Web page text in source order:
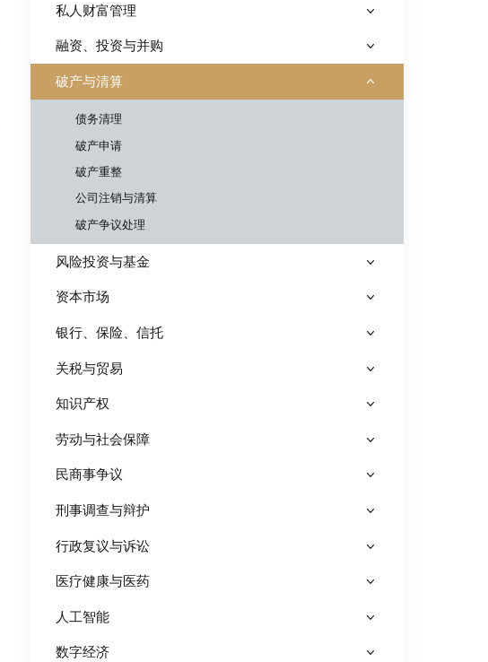
私人财富管理
融资、投资与并购
破产与清算
债务清理
破产申请
破产重整
公司注销与清算
破产争议处理
风险投资与基金
资本市场
银行、保险、信托
关税与贸易
知识产权
劳动与社会保障
民商事争议
刑事调查与辩护
行政复议与诉讼
医疗健康与医药
人工智能
数字经济